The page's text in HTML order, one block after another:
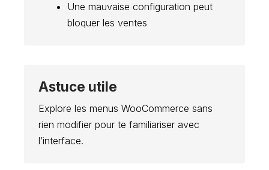
Une mauvaise configuration peut
bloquer les ventes
Astuce utile
Explore les menus WooCommerce sans
rien modifier pour te familiariser avec
l’interface.